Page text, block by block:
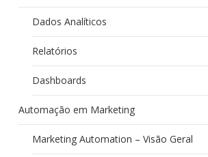
Dados Analíticos
Relatórios
Dashboards
Automação em Marketing
Marketing Automation – Visão Geral